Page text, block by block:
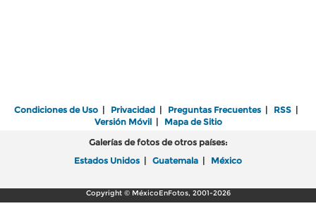
Condiciones de Uso | Privacidad | Preguntas Frecuentes | RSS |
Versión Móvil| Mapa de Sitio
Galerías de fotos de otros países:
Estados Unidos | Guatemala | México
Copyright © MéxicoEnFotos, 2001-2026